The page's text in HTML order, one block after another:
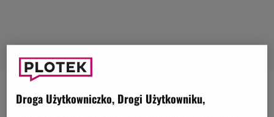
USTA
Droga Użytkowniczko, Drogi Użytkowniku,